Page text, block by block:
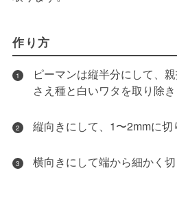
作り方
1
ピーマンは縦半分にして、
さえ種と白いワタを取り除き
2 縦向きにして、1〜2mmに切
3 横向きにして端から細かく切